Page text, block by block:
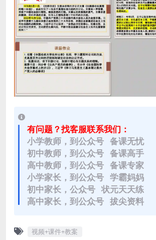
有问题？找客服联系我们：
小学教师，到公众号 备课无忧
初中教师，到公众号 备课高手
高中教师，到公众号 备课专家
小学家长，到公众号 学霸妈妈
初中家长，公众号 状元天天练
高中家长，到公众号 拔尖资料
视频+课件+教案